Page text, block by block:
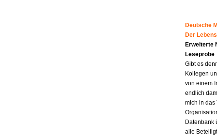
Deutsche
Der
Erweiterte
Leseprobe
Gibt es
Kollegen
von einem
endlich
mich in das
Datenbank
alle